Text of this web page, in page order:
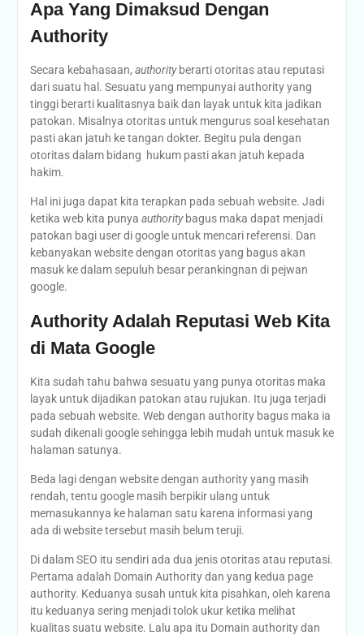
Apa Yang Dimaksud Dengan
Authority
Secara kebahasaan, authorityberarti otoritas atau reputasi
dari suatu hal. Sesuatu yang mempunyai authority yang
tinggi berarti kualitasnya baik dan layak untuk kita jadikan
patokan. Misalnya otoritas untuk mengurus soal kesehatan
pasti akan jatuh ke tangan dokter. Begitu pula dengan
otoritas dalam bidang hukum pasti akan jatuh kepada
hakim.
Hal ini juga dapat kita terapkan pada sebuah website. Jadi
ketika web kita punya authoritybagus maka dapat menjadi
patokan bagi user di google untuk mencari referensi. Dan
kebanyakan website dengan otoritas yang bagus akan
masuk ke dalam sepuluh besar perankingnan di pejwan
google.
Authority Adalah Reputasi Web Kita
di Mata Google
Kita sudah tahu bahwa sesuatu yang punya otoritas maka
layak untuk dijadikan patokan atau rujukan. Itu juga terjadi
pada sebuah website. Web dengan authority bagus maka ia
sudah dikenali google sehingga lebih mudah untuk masuk ke
halaman satunya.
Beda lagi dengan website dengan authority yang masih
rendah, tentu google masih berpikir ulang untuk
memasukannya ke halaman satu karena informasi yang
ada di website tersebut masih belum teruji.
Di dalam SEO itu sendiri ada dua jenis otoritas atau reputasi.
Pertama adalah Domain Authority dan yang kedua page
authority. Keduanya susah untuk kita pisahkan, oleh karena
itu keduanya sering menjadi tolok ukur ketika melihat
kualitas suatu website. Lalu apa itu Domain authority dan